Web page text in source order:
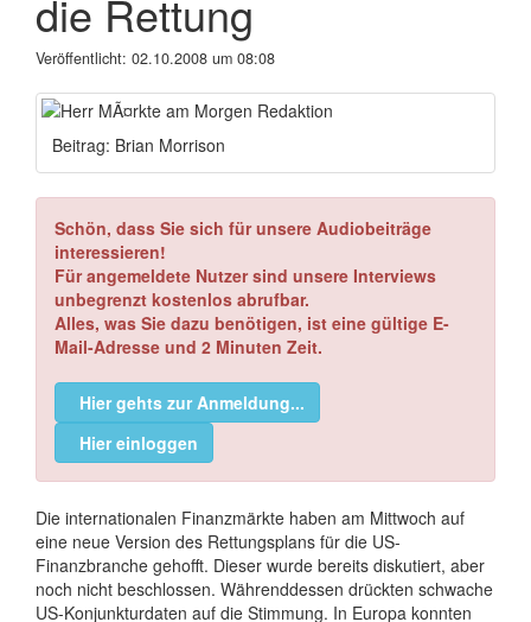
die Rettung
Veröffentlicht: 02.10.2008 um 08:08
Beitrag: Brian Morrison
Schön, dass Sie sich für unsere Audiobeiträge
interessieren!
Für angemeldete Nutzer sind unsere Interviews
unbegrenzt kostenlos abrufbar.
Alles, was Sie dazu benötigen, ist eine gültige E-
Mail-Adresse und 2 Minuten Zeit.
Hier gehts zur Anmeldung...
Hier einloggen
Die internationalen Finanzmärkte haben am Mittwoch auf
eine neue Version des Rettungsplans für die US-
Finanzbranche gehofft. Dieser wurde bereits diskutiert, aber
noch nicht beschlossen. Währenddessen drückten schwache
US-Konjunkturdaten auf die Stimmung. In Europa konnten